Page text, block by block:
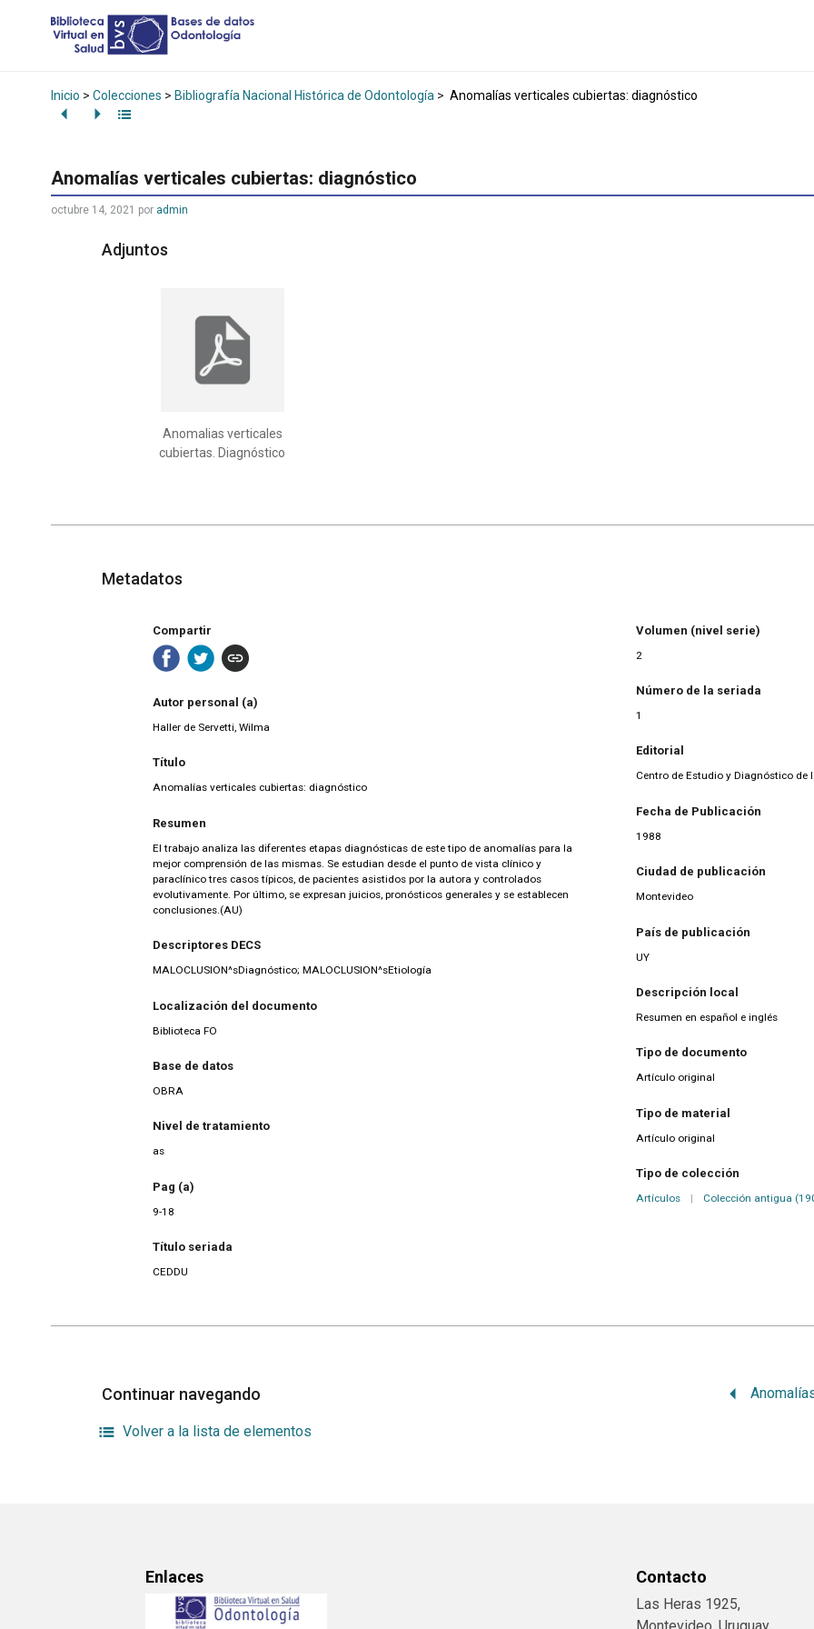
Inicio > Colecciones > Bibliografía Nacional Histórica de Odontología > Anomalías verticales cubiertas: diagnóstico
Anomalías verticales cubiertas: diagnóstico
octubre 14, 2021 por admin
Adjuntos
Anomalias verticales
cubiertas. Diagnóstico
Metadatos
Compartir
Autor personal (a)
Haller de Servetti, Wilma
Título
Anomalías verticales cubiertas: diagnóstico
Resumen
El trabajo analiza las diferentes etapas diagnósticas de este tipo de anomalías para la
mejor comprensión de las mismas. Se estudian desde el punto de vista clínico y
paraclínico tres casos típicos, de pacientes asistidos por la autora y controlados
evolutivamente. Por último, se expresan juicios, pronósticos generales y se establecen
conclusiones.(AU)
Descriptores DECS
MALOCLUSION^sDiagnóstico; MALOCLUSION^sEtiología
Localización del documento
Biblioteca FO
Base de datos
OBRA
Nivel de tratamiento
as
Pag (a)
9-18
Título seriada
CEDDU
Volumen (nivel serie)
2
Número de la seriada
1
Editorial
Centro de Estudio y Diagnóstico de
Fecha de Publicación
1988
Ciudad de publicación
Montevideo
País de publicación
UY
Descripción local
Resumen en español e inglés
Tipo de documento
Artículo original
Tipo de material
Artículo original
Tipo de colección
Artículos | Colección antigua
Continuar navegando
Volver a la lista de elementos
Enlaces Contacto
Las Heras 1925,